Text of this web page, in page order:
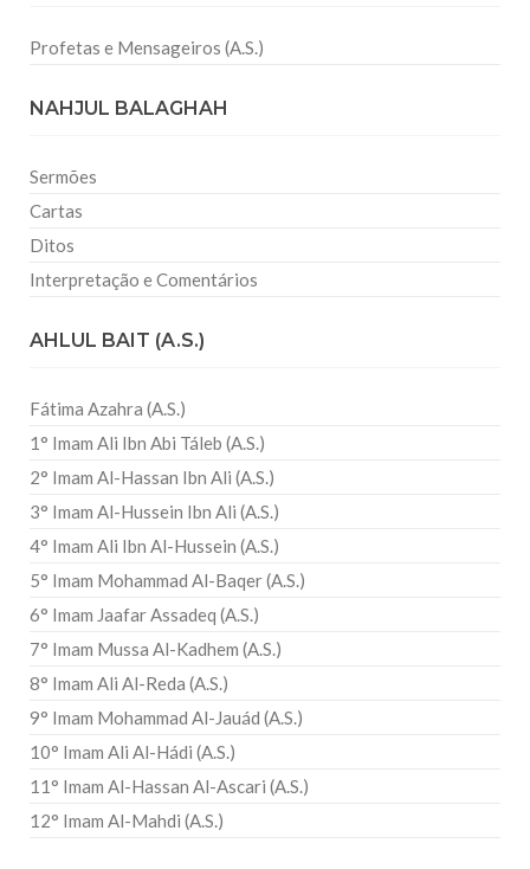
Profetas e Mensageiros (A.S.)
NAHJUL BALAGHAH
Sermões
Cartas
Ditos
Interpretação e Comentários
AHLUL BAIT (A.S.)
Fátima Azahra (A.S.)
1° Imam Ali Ibn Abi Táleb (A.S.)
2° Imam Al-Hassan Ibn Ali (A.S.)
3° Imam Al-Hussein Ibn Ali (A.S.)
4° Imam Ali Ibn Al-Hussein (A.S.)
5° Imam Mohammad Al-Baqer (A.S.)
6° Imam Jaafar Assadeq (A.S.)
7° Imam Mussa Al-Kadhem (A.S.)
8° Imam Ali Al-Reda (A.S.)
9° Imam Mohammad Al-Jauád (A.S.)
10° Imam Ali Al-Hádi (A.S.)
11° Imam Al-Hassan Al-Ascari (A.S.)
12° Imam Al-Mahdi (A.S.)